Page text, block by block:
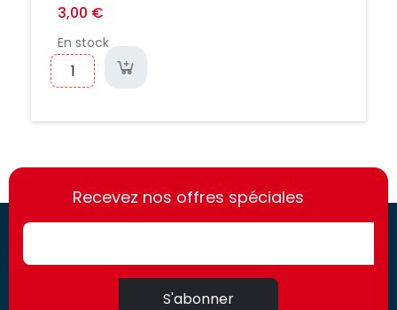
3,00 €
En stock
https://france-
access.fr
https://france-
access.fr
Recevez nos offres spéciales
S'abonner